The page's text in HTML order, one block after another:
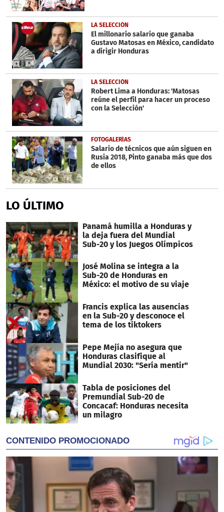
LA SELECCIÓN
El millonario salario que ganaba
Gustavo Matosas en México, candidato
a dirigir Honduras
LA SELECCIÓN
Robert Lima a Honduras: 'Matosas
reúne el perfil para hacer un proceso
con la Selección'
FOTOGALERÍAS
Salario de técnicos que aún siguen en
Rusia 2018, Pinto ganaba más que dos
de ellos
LO ÚLTIMO
Panamá humilla a Honduras y
la deja fuera del Mundial
Sub-20 y los Juegos Olímpicos
José Molina se integra a la
Sub-20 de Honduras en
México: el motivo de su viaje
Francis explica las ausencias
en la Sub-20 y desconoce el
tema de los tiktokers
Pepe Mejía no asegura que
Honduras clasifique al
Mundial 2030: "Sería mentir"
Tabla de posiciones del
Premundial Sub-20 de
Concacaf: Honduras necesita
un milagro